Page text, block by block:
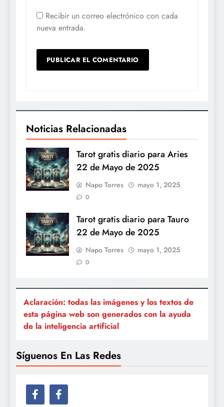
Recibir un correo electrónico con cada
nueva entrada.
Noticias Relacionadas
Tarot gratis diario para Aries
22 de Mayo de 2025
Napo Torres mayo 1, 2025
0
Tarot gratis diario para Tauro
22 de Mayo de 2025
Napo Torres mayo 1, 2025
0
Aclaración: todas las imágenes y los textos de
esta página web son generados con la ayuda
de la inteligencia artificial
Síguenos En Las Redes